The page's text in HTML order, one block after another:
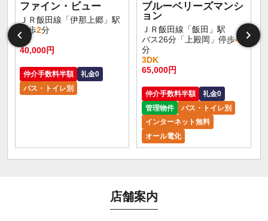
ファイン・ビュー
ＪＲ飯田線「伊那上郷」駅
徒歩2分
1K
40,000円
仲介手数料半額
礼金0
バス・トイレ別
ブルーベリーズマンシ
ョン
ＪＲ飯田線「飯田」駅
バス26分「上殿岡」停歩4
分
3DK
65,000円
仲介手数料半額
礼金0
管理物件
バス・トイレ別
インターネット無料
オール電化
店舗案内